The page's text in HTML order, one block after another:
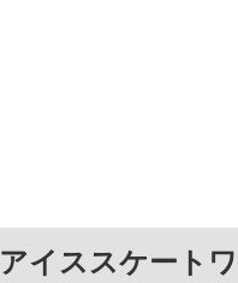
アイススケート